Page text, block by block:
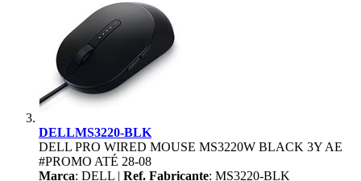
DELLMS3220-BLK
DELL PRO WIRED MOUSE MS3220W BLACK 3Y AE
#PROMO ATÉ 28-08
Marca: DELL | Ref. Fabricante: MS3220-BLK